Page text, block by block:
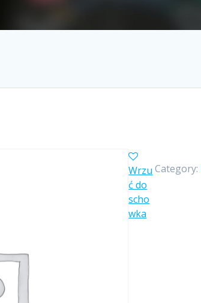
Category:
Wrzu
ć do
scho
wka